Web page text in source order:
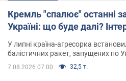
Кремль "спалює" останні
Україні: що буде далі?
У липні країна-агресорка
балістичних ракет, запущених по
7.08.2026 07:00 32,5 т.